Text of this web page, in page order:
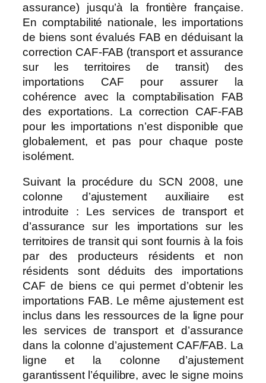
assurance) jusqu’à la frontière française.
En comptabilité nationale, les importations
de biens sont évalués FAB en déduisant la
correction CAF-FAB (transport et assurance
sur les territoires de transit) des
importations CAF pour assurer la
cohérence avec la comptabilisation FAB
des exportations. La correction CAF-FAB
pour les importations n’est disponible que
globalement, et pas pour chaque poste
isolément.
Suivant la procédure du SCN 2008, une
colonne d’ajustement auxiliaire est
introduite : Les services de transport et
d’assurance sur les importations sur les
territoires de transit qui sont fournis à la fois
par des producteurs résidents et non
résidents sont déduits des importations
CAF de biens ce qui permet d’obtenir les
importations FAB. Le même ajustement est
inclus dans les ressources de la ligne pour
les services de transport et d’assurance
dans la colonne d’ajustement CAF/FAB. La
ligne et la colonne d’ajustement
garantissent l’équilibre, avec le signe moins